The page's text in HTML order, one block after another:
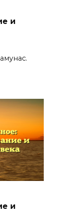
и
и